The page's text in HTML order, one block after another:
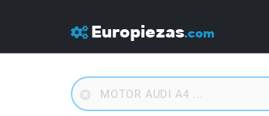
Europiezas.com